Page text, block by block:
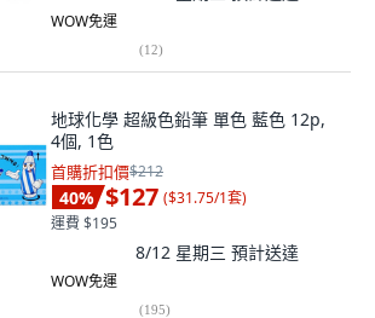
WOW免運
(12)
地球化學 超級色鉛筆 單色 藍色 12p,
4個, 1色
首購折扣價$212
40% $127 ($31.75/1套)
運費 $195
8/12 星期三 預計送達
WOW免運
(195)